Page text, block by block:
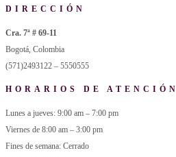
DIRECCIÓN
Cra. 7ª # 69-11
Bogotá, Colombia
(571)2493122 – 5550555
HORARIOS DE ATENCIÓN
Lunes a jueves: 9:00 am – 7:00 pm
Viernes de 8:00 am – 3:00 pm
Fines de semana: Cerrado